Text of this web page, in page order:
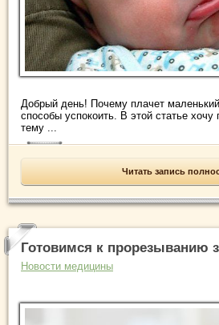
Добрый день! Почему плачет
способы успокоить. В этой статье хочу
тему ...
Читать запись
Готовимся к прорезыванию
Новости медицины